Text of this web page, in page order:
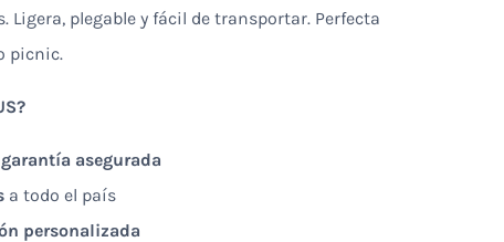
plegable y fácil de transportar. Perfecta
picnic.
garantía asegurada
a todo el país
personalizada